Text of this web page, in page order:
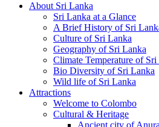
About Sri Lanka
Sri Lanka at a Glance
A Brief History of Sri
Culture of Sri Lanka
Geography of Sri Lanka
Climate Temperature of Sri
Bio Diversity of Sri Lanka
Wild life of Sri Lanka
Attractions
Welcome to Colombo
Cultural & Heritage
Ancient city of